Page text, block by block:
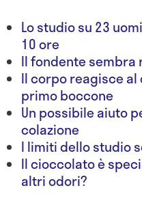
Lo studio su 23
10 ore
Il fondente sembra
Il corpo reagisce
primo boccone
Un possibile aiuto
colazione
I limiti dello studio
Il cioccolato è
altri odori?